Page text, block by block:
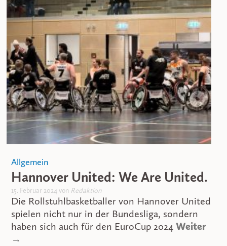
Allgemein
Hannover United: We Are United.
15. Februar 2024 von Redaktion
Die Rollstuhlbasketballer von Hannover United
spielen nicht nur in der Bundesliga, sondern
haben sich auch für den EuroCup 2024Weiter
→